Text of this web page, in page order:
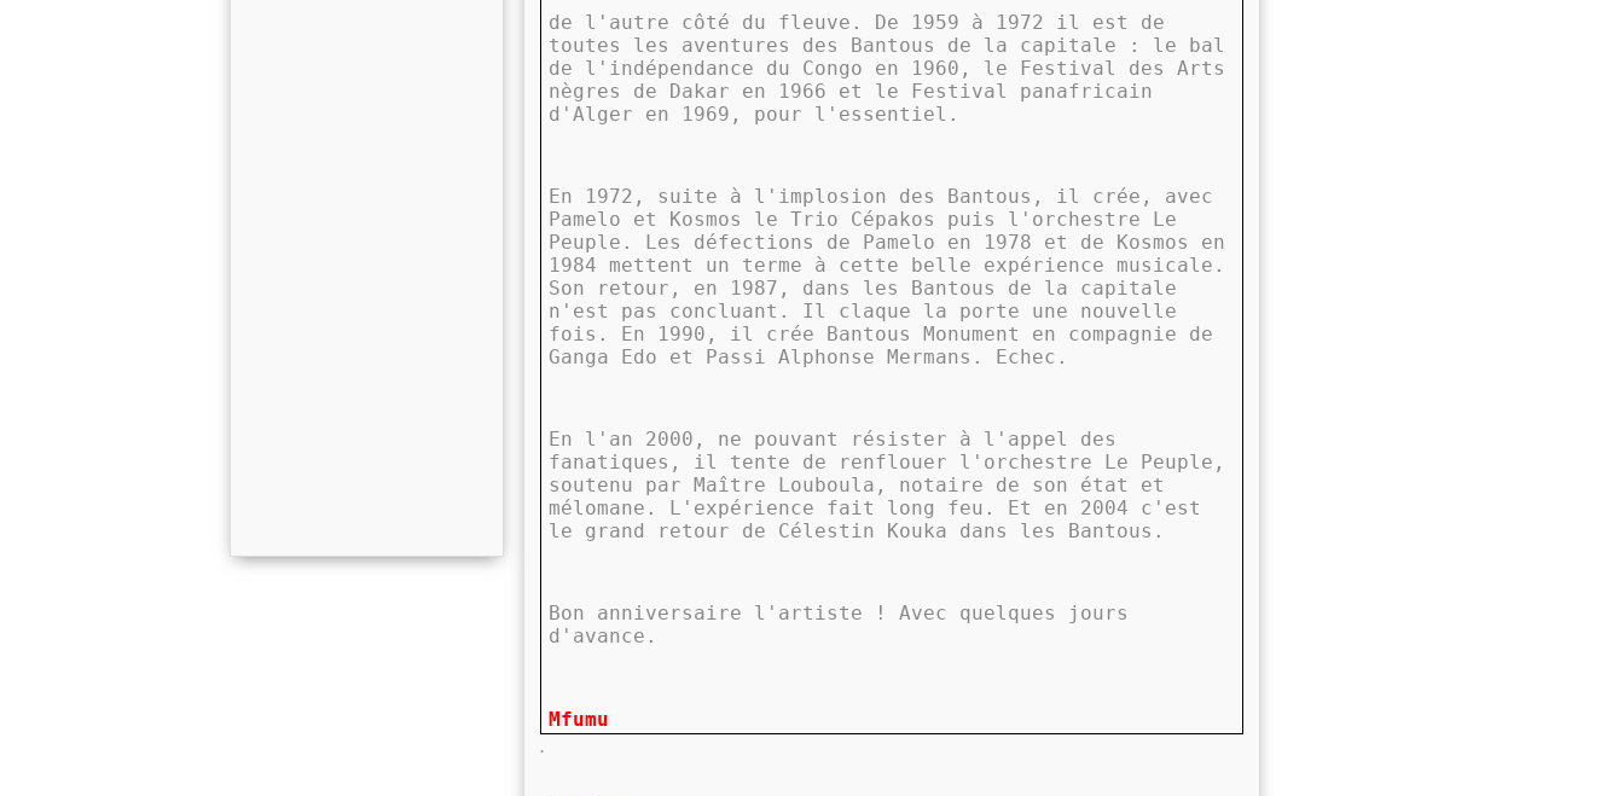
de l'autre côté du fleuve. De 1959 à 1972 il est de
toutes les aventures des Bantous de la capitale : le bal
de l'indépendance du Congo en 1960, le Festival des Arts
nègres de Dakar en 1966 et le Festival panafricain
d'Alger en 1969, pour l'essentiel.
En 1972, suite à l'implosion des Bantous, il crée, avec
Pamelo et Kosmos le Trio Cépakos puis l'orchestre Le
Peuple. Les défections de Pamelo en 1978 et de Kosmos en
1984 mettent un terme à cette belle expérience musicale.
Son retour, en 1987, dans les Bantous de la capitale
n'est pas concluant. Il claque la porte une nouvelle
fois. En 1990, il crée Bantous Monument en compagnie de
Ganga Edo et Passi Alphonse Mermans. Echec.
En l'an 2000, ne pouvant résister à l'appel des
fanatiques, il tente de renflouer l'orchestre Le Peuple,
soutenu par Maître Louboula, notaire de son état et
mélomane. L'expérience fait long feu. Et en 2004 c'est
le grand retour de Célestin Kouka dans les Bantous.
Bon anniversaire l'artiste ! Avec quelques jours
d'avance.
Mfumu
.